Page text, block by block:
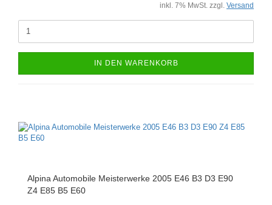
inkl. 7% MwSt. zzgl. Versand
IN DEN WARENKORB
Alpina Automobile Meisterwerke 2005 E46 B3 D3 E90
Z4 E85 B5 E60